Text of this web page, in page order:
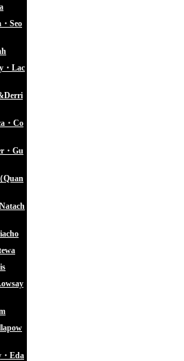
Seo
・Lac
・Co
・Gu
Quan
Eda